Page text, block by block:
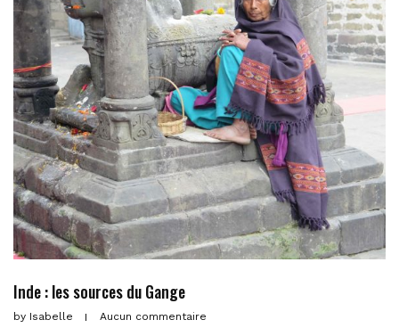
Inde : les sources du Gange
by Isabelle Aucun commentaire